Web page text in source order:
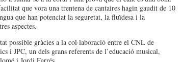
que vora una trentena de cantaires hagin gaudit de 10
que han potenciat la seguretat, la fluïdesa i la
aspectes.
possible gràcies a la col·laboració entre el CNL de
i JPC, un dels grans referents de l’educació musical,